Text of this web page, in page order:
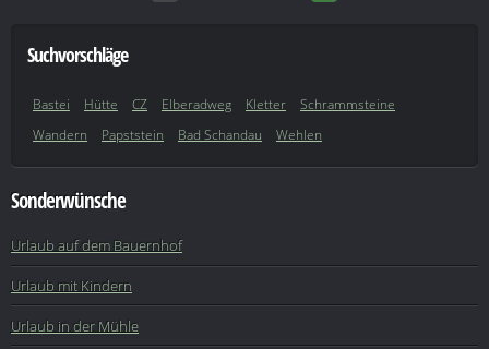
Suchvorschläge
Bastei Hütte CZ Elberadweg Kletter
Schrammsteine
Wandern
Papststein Bad Schandau Wehlen
Sonderwünsche
Urlaub auf dem Bauernhof
Urlaub mit Kindern
Urlaub in der Mühle